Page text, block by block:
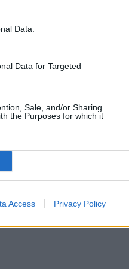
Data.
Data for Targeted
Sale, and/or Sharing
the Purposes for which it
Access Privacy Policy
związku
o leczeniu
do zasiłku
co
"
– w szpitalu, w
spłacaliście" –